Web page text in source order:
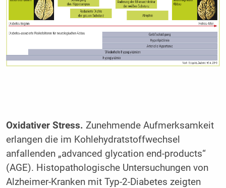
Oxidativer Stress. Zunehmende Aufmerksamkeit
erlangen die im Kohlehydratstoffwechsel
anfallenden „advanced glycation end-products“
(AGE). Histopathologische Untersuchungen von
Alzheimer-Kranken mit Typ-2-Diabetes zeigten